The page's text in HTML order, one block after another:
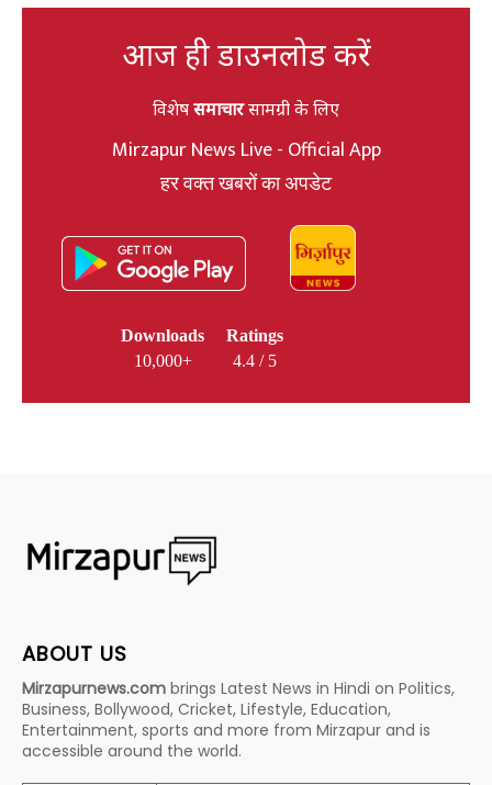
आज ही डाउनलोड करें
विशेषसमाचारसामग्री के लिए
Mirzapur News Live - Official App
हर वक्त खबरों का अपडेट
Downloads
10,000+
Ratings
4.4 / 5
ABOUT US
Mirzapurnews.com brings Latest News in Hindi on Politics,
Business, Bollywood, Cricket, Lifestyle, Education,
Entertainment, sports and more from Mirzapur and is
accessible around the world.